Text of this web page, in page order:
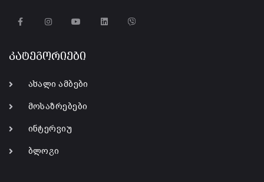
კატეგორიები
ახალი ამბები
მოსაზრებები
ინტერვიუ
ბლოგი